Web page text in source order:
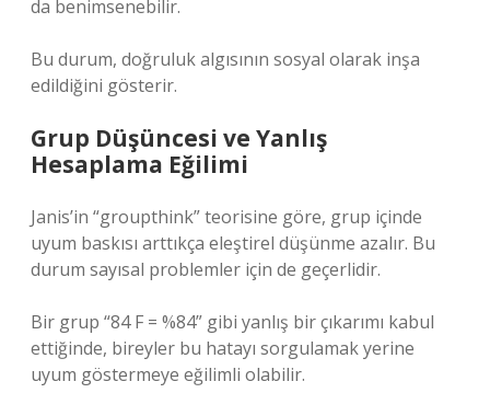
da benimsenebilir.
Bu durum, doğruluk algısının sosyal olarak inşa
edildiğini gösterir.
Grup Düşüncesi ve Yanlış
Hesaplama Eğilimi
Janis’in “groupthink” teorisine göre, grup içinde
uyum baskısı arttıkça eleştirel düşünme azalır. Bu
durum sayısal problemler için de geçerlidir.
Bir grup “84 F = %84” gibi yanlış bir çıkarımı kabul
ettiğinde, bireyler bu hatayı sorgulamak yerine
uyum göstermeye eğilimli olabilir.